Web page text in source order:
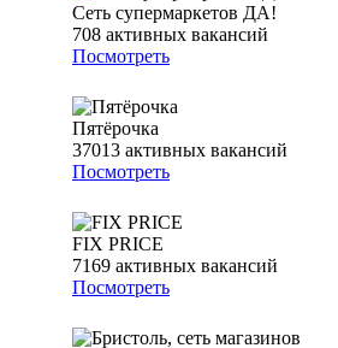
Сеть супермаркетов ДА!
708 активных вакансий
Посмотреть
Пятёрочка
37013 активных вакансий
Посмотреть
FIX PRICE
7169 активных вакансий
Посмотреть